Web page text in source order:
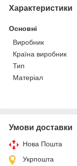
Характеристики
Основні
Виробник
Країна виробник
Тип
Матеріал
Умови доставки
Нова Пошта
Укрпошта